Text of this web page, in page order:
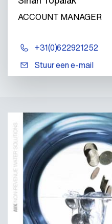
ACCOUNT MANAGER
+31(0)622921252
Stuur een e-mail